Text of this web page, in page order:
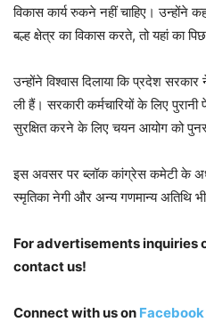
विकास कार्य रुकने नहीं चाहिए। उन्होंने
बल्ह क्षेत्र का विकास करते, तो यहां का
उन्होंने विश्वास दिलाया कि प्रदेश
ली हैं। सरकारी कर्मचारियों के लिए
सुरक्षित करने के लिए चयन आयोग को
इस अवसर पर ब्लॉक कांग्रेस कमेटी के
स्मृतिका नेगी और अन्य गणमान्य अतिथि
For advertisements inquiries
contact us!
Connect with us on Facebook